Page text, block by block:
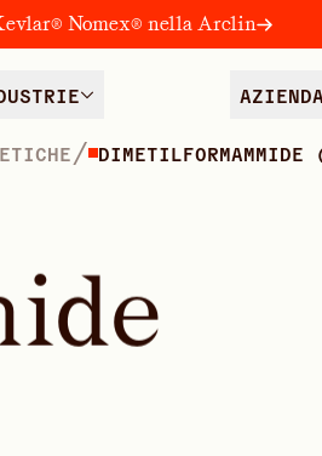
Nomex® nella Arclin
AZIENDA
/ DIMETILFORMAMMIDE
ide